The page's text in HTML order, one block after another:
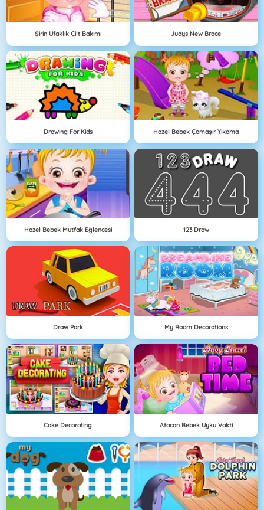
Şirin Ufaklık Cilt Bakımı Judys New Brace
Drawing For Kids Hazel Bebek Çamaşır Yıkama
Hazel Bebek Mutfak Eğlencesi 123 Draw
Draw Park My Room Decorations
Cake Decorating Afacan Bebek Uyku Vakti